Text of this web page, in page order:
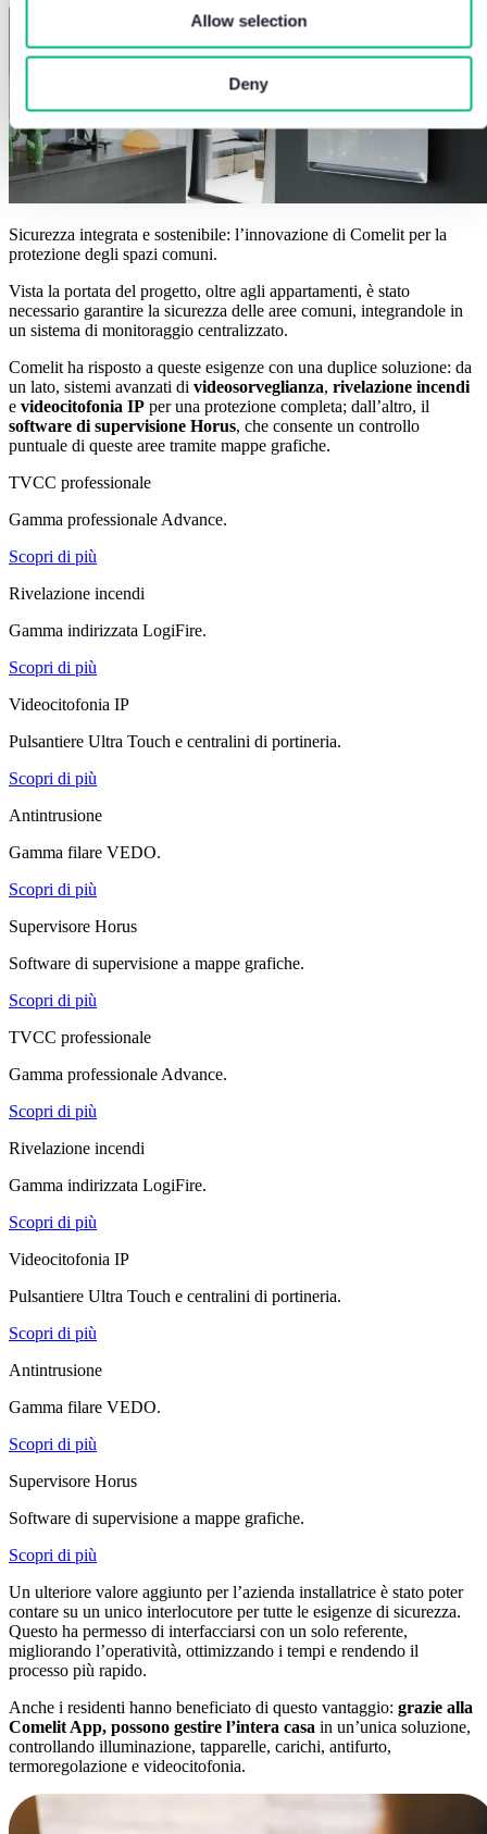
Allow selection
Deny
Sicurezza integrata e sostenibile: l’innovazione di Comelit per la
protezione degli spazi comuni.
Vista la portata del progetto, oltre agli appartamenti, è stato
necessario garantire la sicurezza delle aree comuni, integrandole in
un sistema di monitoraggio centralizzato.
Comelit ha risposto a queste esigenze con una duplice soluzione: da
un lato, sistemi avanzati di videosorveglianza, rivelazione incendi
e videocitofonia IP per una protezione completa; dall’altro, il
software di supervisione Horus, che consente un controllo
puntuale di queste aree tramite mappe grafiche.
TVCC professionale
Gamma professionale Advance.
Scopri di più
Rivelazione incendi
Gamma indirizzata LogiFire.
Scopri di più
Videocitofonia IP
Pulsantiere Ultra Touch e centralini di portineria.
Scopri di più
Antintrusione
Gamma filare VEDO.
Scopri di più
Supervisore Horus
Software di supervisione a mappe grafiche.
Scopri di più
TVCC professionale
Gamma professionale Advance.
Scopri di più
Rivelazione incendi
Gamma indirizzata LogiFire.
Scopri di più
Videocitofonia IP
Pulsantiere Ultra Touch e centralini di portineria.
Scopri di più
Antintrusione
Gamma filare VEDO.
Scopri di più
Supervisore Horus
Software di supervisione a mappe grafiche.
Scopri di più
Un ulteriore valore aggiunto per l’azienda installatrice è stato poter
contare su un unico interlocutore per tutte le esigenze di sicurezza.
Questo ha permesso di interfacciarsi con un solo referente,
migliorando l’operatività, ottimizzando i tempi e rendendo il
processo più rapido.
Anche i residenti hanno beneficiato di questo vantaggio: grazie alla
Comelit App, possono gestire l’intera casa in un’unica soluzione,
controllando illuminazione, tapparelle, carichi, antifurto,
termoregolazione e videocitofonia.